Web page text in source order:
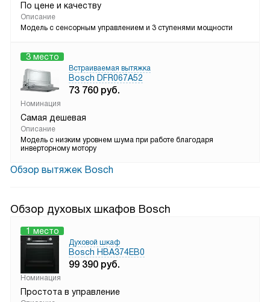
По цене и качеству
Описание
Модель с сенсорным управлением и 3 ступенями мощности
3 место
Встраиваемая вытяжка
Bosch DFR067A52
73 760 руб.
Номинация
Самая дешевая
Описание
Модель с низким уровнем шума при работе благодаря
инверторному мотору
Обзор вытяжек Bosch
Обзор духовых шкафов Bosch
1 место
Духовой шкаф
Bosch HBA374EB0
99 390 руб.
Номинация
Простота в управление